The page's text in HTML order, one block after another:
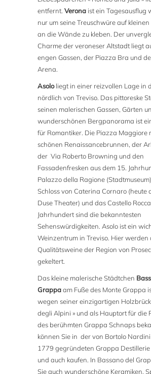
entfernt.Verona ist ein Tagesausflug
nur um seine Treuschwüre auf
an die Wände zu kleben. Der
Charme der veroneser Altstadt liegt
engen Gassen, der Piazza Bra und
Arena.
Asololiegt in einer reizvollen Lage in
nördlich von Treviso. Das pittoreske
seinen malerischen Gassen, Gärten
wunderschönen Bergpanorama ist
für Romantiker. Die Piazza Maggiore
schönen Renaissancebrunnen, der
der Via Roberto Browning und den
Fassadenfresken aus dem 15.
Palazzo della Ragione
Schloss von Caterina Cornaro (heute
Duse Theater) und das Castello
Jahrhundert sind die bekanntesten
Sehenswürdigkeiten. Asolo ist ein
Weinzentrum in Treviso. Hier werden
Qualitätsweine der Region von
gekeltert.
Das kleine malerische Städtchen
Grappaam Fuße des Monte Grappa
wegen seiner einzigartigen
degli Alpini » und als Hauptort für die
des berühmten Grappa Schnaps
können Sie in der von Bortolo
1779 gegründeten Grappa Destillerie
und auch kaufen. In Bassano del
Sie auch wunderschöne Keramiken,